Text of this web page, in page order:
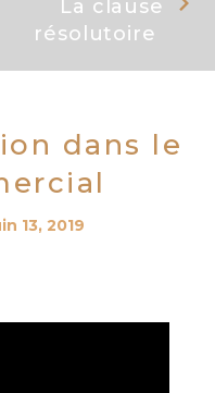
La clause
résolutoire
dans le
13, 2019